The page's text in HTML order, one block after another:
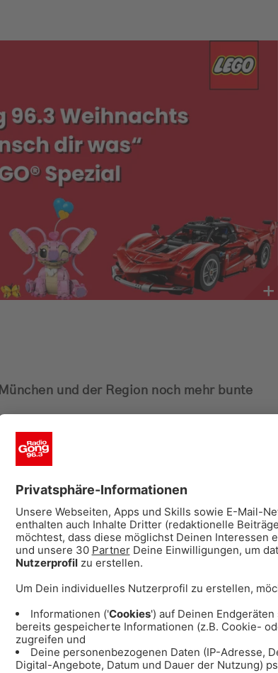
Team
und der Region noch mehr bunte
zu den beliebtesten Weihnachtsgeschenken
bei allen! Und auch bei uns in
bunten Steine jedes Jahr ein absoluter
und erfüllt eure Wünsche von der
LEGO Set aus.
auf unserem Wunschzettel (ganz unten auf